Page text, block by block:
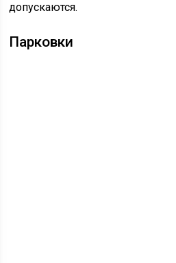
допускаются.
Парковки